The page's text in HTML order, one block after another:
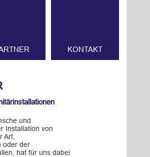
KONTAKT
und
Installation von
Art,
oder der
hat für uns dabei